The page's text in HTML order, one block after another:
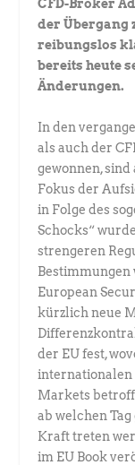
CFD-Broker
der Übergang
reibungslos
bereits heute
Änderungen.
In den
als auch der
gewonnen,
Fokus der
in Folge des
Schocks“
strengeren
Bestimmungen
European
kürzlich neue
der EU fest,
internationalen
Markets
ab welchen
Kraft treten
im EU Book